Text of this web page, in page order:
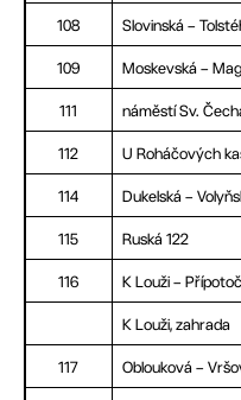
108 Slovinská –
109 Moskevská –
111 náměstí Sv.
112 U Roháčových
114 Dukelská –
115 Ruská 122
116 K Louži –
K Louži, zahrada
117 Oblouková –